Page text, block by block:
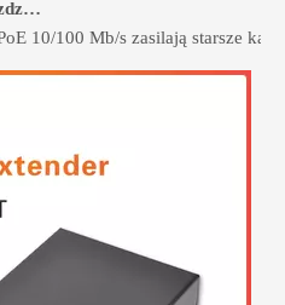
10/100 Mb/s zasilają starsze